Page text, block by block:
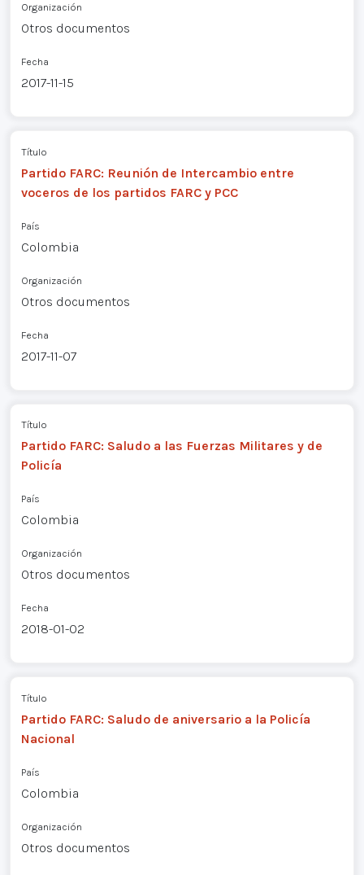
Organización
Otros documentos
Fecha
2017-11-15
Título
Partido FARC: Reunión de Intercambio entre
voceros de los partidos FARC y PCC
País
Colombia
Organización
Otros documentos
Fecha
2017-11-07
Título
Partido FARC: Saludo a las Fuerzas Militares y de
Policía
País
Colombia
Organización
Otros documentos
Fecha
2018-01-02
Título
Partido FARC: Saludo de aniversario a la Policía
Nacional
País
Colombia
Organización
Otros documentos